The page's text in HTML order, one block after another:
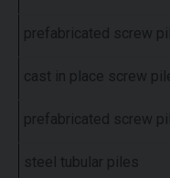
prefabricated screw
cast in place screw
prefabricated screw
steel tubular piles